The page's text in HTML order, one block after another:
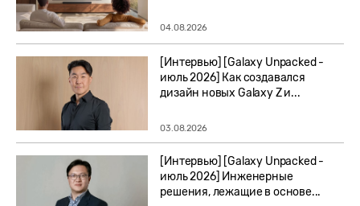
04.08.2026
[Интервью] [Galaxy Unpacked -
июль 2026] Как создавался
дизайн новых Galaxy Z и...
03.08.2026
[Интервью] [Galaxy Unpacked -
июль 2026] Инженерные
решения, лежащие в основе...